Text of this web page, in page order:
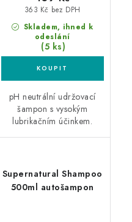
Skladem, ihned k
odeslání
(5 ks)
363 Kč bez DPH
pH neutrální udržovací
šampon s vysokým
lubrikačním účinkem.
Supernatural Shampoo
500ml autošampon